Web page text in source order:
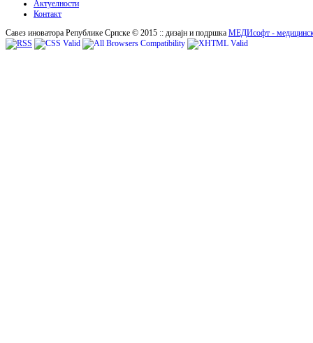
Актуелности
Контакт
Савез иноватора Републике Српске © 2015 :: дизајн и подршка МЕДИсофт -